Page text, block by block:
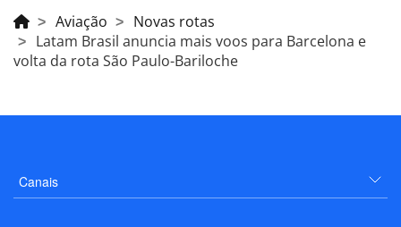
Aviação
Novas rotas
Latam Brasil anuncia mais voos para Barcelona e
volta da rota São Paulo-Bariloche
Canais